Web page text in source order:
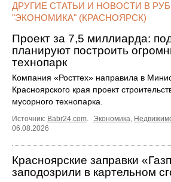
ДРУГИЕ СТАТЬИ И НОВОСТИ В
"ЭКОНОМИКА" (КРАСНОЯРСК)
Проект за 7,5 миллиарда:
планируют построить
технопарк
Компания «Росттех» направила в
Красноярского края проект
мусорного технопарка.
Источник: Babr24.com. Экономика,
06.08.2026
Красноярские заправки
заподозрили в картельном